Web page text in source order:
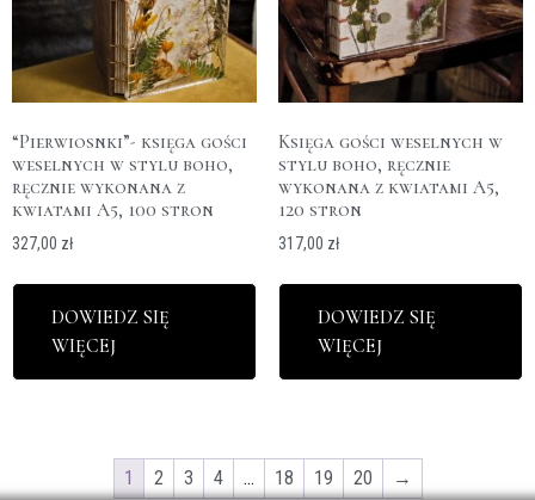
“Pierwiosnki”- księga gości
weselnych w stylu boho,
ręcznie wykonana z
kwiatami A5, 100 stron
327,00 zł
DOWIEDZ SIĘ
WIĘCEJ
Księga gości weselnych w
stylu boho, ręcznie
wykonana z kwiatami A5,
120 stron
317,00 zł
DOWIEDZ SIĘ
WIĘCEJ
1 2 3 4 … 18 19 20 →